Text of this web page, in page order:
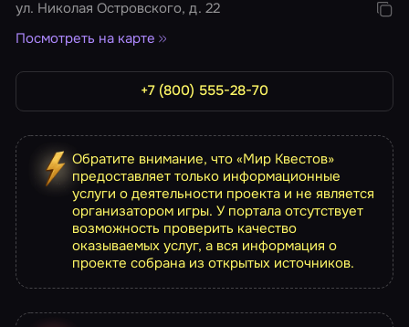
ул. Николая Островского, д. 22
Посмотреть на карте
+7 (800) 555-28-70
Обратите внимание, что «Мир Квестов»
предоставляет только информационные
услуги о деятельности проекта и не является
организатором игры. У портала отсутствует
возможность проверить качество
оказываемых услуг, а вся информация о
проекте собрана из открытых источников.